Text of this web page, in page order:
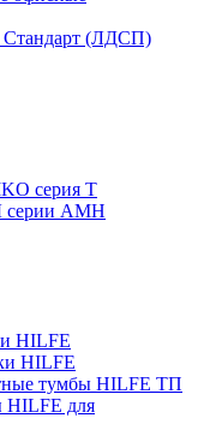
(ЛДСП)
серия Т
AMH
HILFE
HILFE
тумбы HILFE ТП
для